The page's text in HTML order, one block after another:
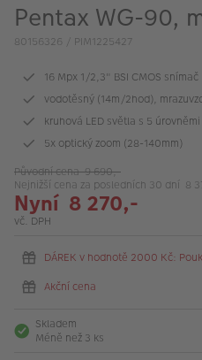
Akce a slevy
Fotoprodukty
Pentax WG-90,
80156326 / PIM1225427
16 Mpx 1/2,3" BSI CMOS snímač
vodotěsný (14m/2hod),
kruhová LED světla s 5
5x optický zoom (28-140mm)
Původní cena 9 690,-
Nejnižší cena za posledních 30 dní 8
Nyní 8 270,-
vč. DPH
DÁREK v hodnotě 2000 Kč:
Akční cena
Skladem
Méně než 3 ks